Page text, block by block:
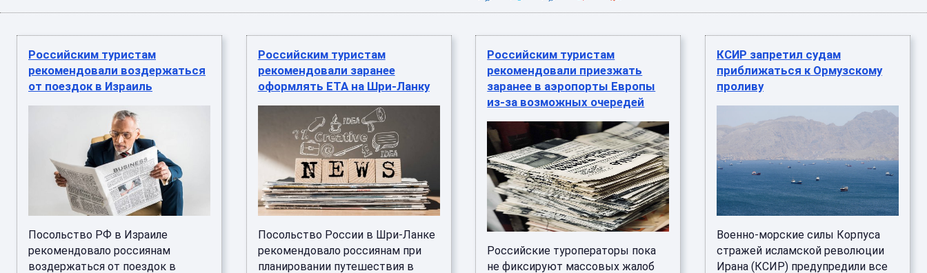
Российским туристам
рекомендовали воздержаться
от поездок в Израиль
Посольство РФ в Израиле
рекомендовало россиянам
воздержаться от поездок в
Российским туристам
рекомендовали заранее
оформлять ETA на Шри-Ланку
Посольство России в Шри-Ланке
рекомендовало россиянам при
планировании путешествия в
Российским туристам
рекомендовали приезжать
заранее в аэропорты Европы
из-за возможных очередей
Российские туроператоры пока
не фиксируют массовых жалоб
КСИР запретил судам
приближаться к Ормузскому
проливу
Военно-морские силы Корпуса
стражей исламской революции
Ирана (КСИР) предупредили все